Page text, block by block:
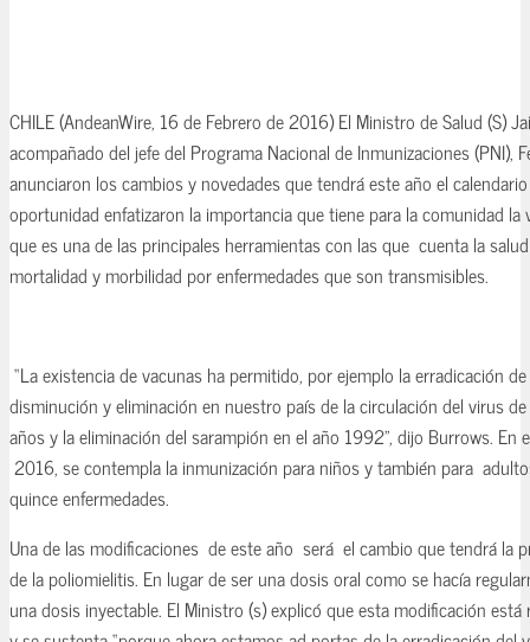
CHILE (AndeanWire, 16 de Febrero de 2016) El Ministro de Salud (S)
acompañado del jefe del Programa Nacional de Inmunizaciones (PNI),
anunciaron los cambios y novedades que tendrá este año el
oportunidad enfatizaron la importancia que tiene para la comunidad la
que es una de las principales herramientas con las que cuenta la
mortalidad y morbilidad por enfermedades que son transmisibles.
“La existencia de vacunas ha permitido, por ejemplo la erradicación
disminución y eliminación en nuestro país de la circulación del virus
años y la eliminación del sarampión en el año 1992”, dijo Burrows. En
2016, se contempla la inmunización para niños y también para
quince enfermedades.
Una de las modificaciones de este año será el cambio que tendrá la
de la poliomielitis. En lugar de ser una dosis oral como se hacía
una dosis inyectable. El Ministro (s) explicó que esta modificación está